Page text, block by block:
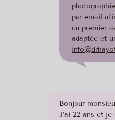
par email
un premier
adaptée et
Bonjour
J’ai 22 ans et